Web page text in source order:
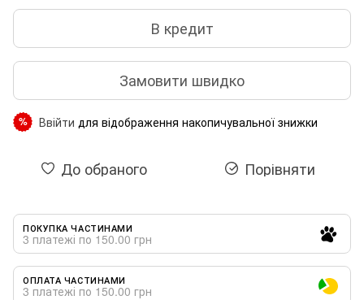
В кредит
Замовити швидко
% Ввійти для відображення накопичувальної знижки
До обраного Порівняти
ПОКУПКА ЧАСТИНАМИ
3 платежі по 150.00 грн
ОПЛАТА ЧАСТИНАМИ
3 платежі по 150.00 грн